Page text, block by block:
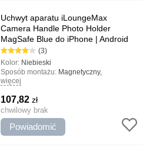
Uchwyt aparatu iLoungeMax
Camera Handle Photo Holder
MagSafe Blue do iPhone | Android
(3)
Kolor: Niebieski
Sposób montażu: Magnetyczny,
uniwersalny
Najważniejsze cechy:
Minimalistyczny design, Wygodny stojak
więcej
107,82zł
chwilowy brak
Powiadomić